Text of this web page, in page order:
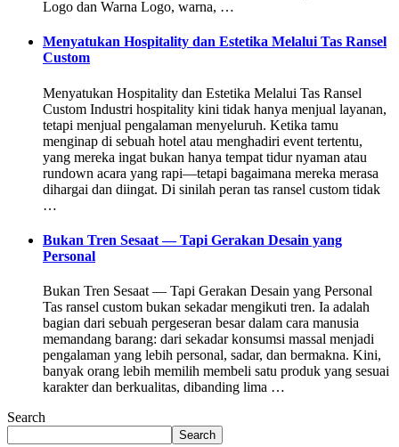
Logo dan Warna Logo, warna, …
Menyatukan Hospitality dan Estetika Melalui Tas Ransel
Custom
Menyatukan Hospitality dan Estetika Melalui Tas Ransel
Custom Industri hospitality kini tidak hanya menjual layanan,
tetapi menjual pengalaman menyeluruh. Ketika tamu
menginap di sebuah hotel atau menghadiri event tertentu,
yang mereka ingat bukan hanya tempat tidur nyaman atau
rundown acara yang rapi—tetapi bagaimana mereka merasa
dihargai dan diingat. Di sinilah peran tas ransel custom tidak
…
Bukan Tren Sesaat — Tapi Gerakan Desain yang
Personal
Bukan Tren Sesaat — Tapi Gerakan Desain yang Personal
Tas ransel custom bukan sekadar mengikuti tren. Ia adalah
bagian dari sebuah pergeseran besar dalam cara manusia
memandang barang: dari sekadar konsumsi massal menjadi
pengalaman yang lebih personal, sadar, dan bermakna. Kini,
banyak orang lebih memilih membeli satu produk yang sesuai
karakter dan berkualitas, dibanding lima …
Search
Search